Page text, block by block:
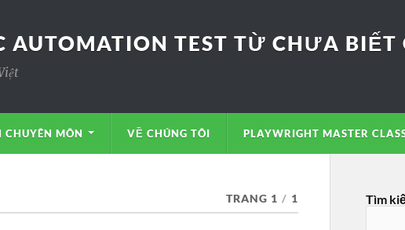
TEST TỪ CHƯA BIẾT
CHUYÊN MÔN VỀ CHÚNG TÔI PLAYWRIGHT MASTER
TRANG 1 / 1 Tìm